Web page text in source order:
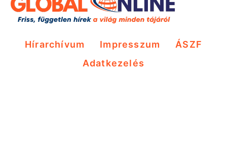
Hírarchívum Impresszum
ÁSZF
Adatkezelés